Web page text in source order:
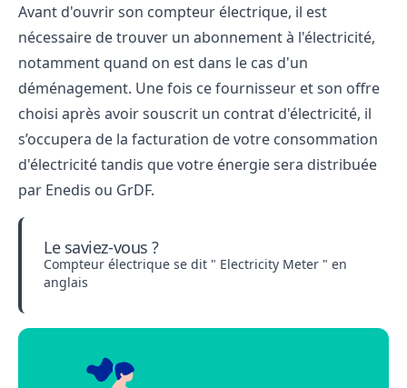
Avant d'ouvrir son compteur électrique, il est
nécessaire de trouver un abonnement à l'électricité,
notamment quand on est dans le cas d'un
déménagement. Une fois ce fournisseur et son offre
choisi après avoir souscrit un contrat d'électricité, il
s’occupera de la facturation de votre consommation
d'électricité tandis que votre énergie sera distribuée
par Enedis ou GrDF.
Le saviez-vous ?
Compteur électrique se dit " Electricity Meter " en
anglais